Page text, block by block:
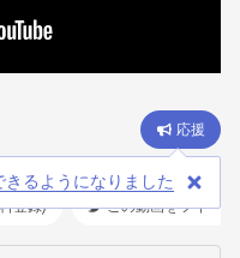
応援
るようになりました
登録) この動画をツイート